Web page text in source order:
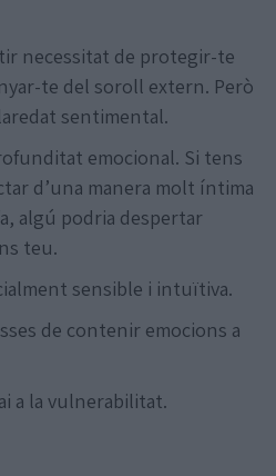
necessitat de protegir-te
te del soroll extern. Però
sentimental.
emocional. Si tens
d’una manera molt íntima
algú podria despertar
teu.
sensible i intuïtiva.
de contenir emocions a
a la vulnerabilitat.